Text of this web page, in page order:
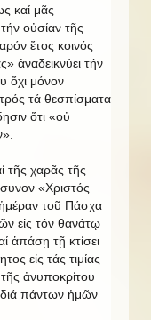
καί μᾶς
οὐσίαν τῆς
ἔτος κοινός
ἀναδεικνύει τήν
ὄχι μόνον
τά θεσπίσματα
ὅτι «οὐ
τῆς χαρᾶς τῆς
«Χριστός
τοῦ Πάσχα
εἰς τόν θανάτῳ
ἁπάσῃ τῇ κτίσει
εἰς τάς τιμίας
ἀνυποκρίτου
διά πάντων ἡμῶν